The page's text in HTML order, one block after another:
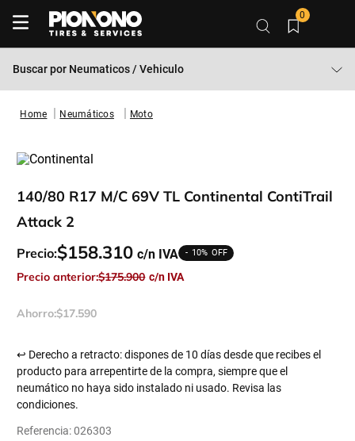
0
Buscar por Neumaticos / Vehiculo
Neumáticos Moto
140/80 R17 M/C 69V TL Continental ContiTrail
Attack 2
Precio:$158.310 10%
Precio anterior:$175.900
Ahorro:$17.590
↩ Derecho a retracto: dispones de 10 días desde que recibes el
producto para arrepentirte de la compra, siempre que el
neumático no haya sido instalado ni usado. Revisa las
condiciones.
Referencia:026303